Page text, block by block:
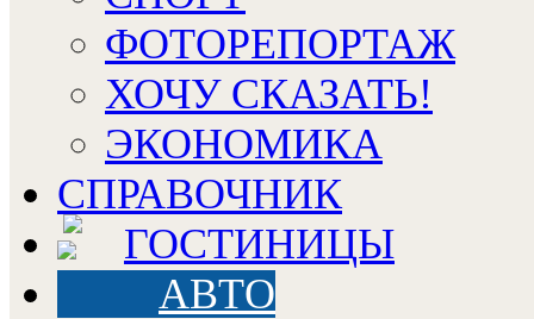
ФОТОРЕПОРТАЖ
ХОЧУ СКАЗАТЬ!
ЭКОНОМИКА
СПРАВОЧНИК
ГОСТИНИЦЫ
АВТО